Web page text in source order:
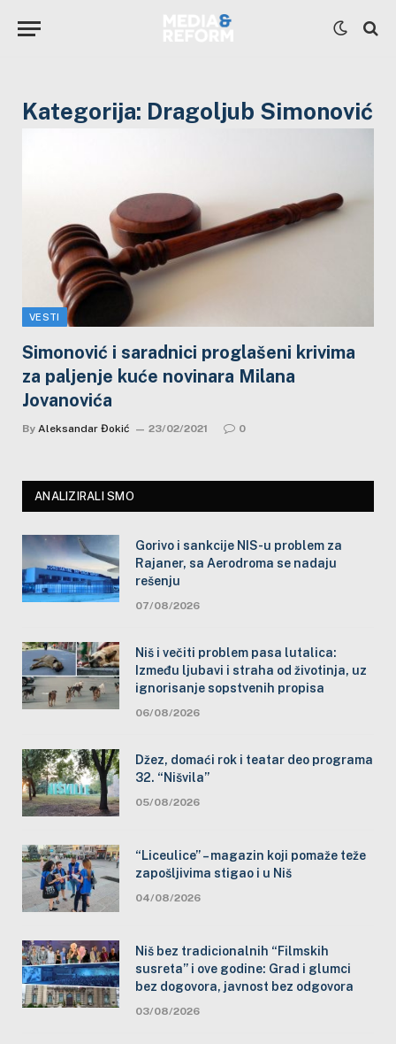
Kategorija: Dragoljub Simonović
VESTI
Simonović i saradnici proglašeni krivima
za paljenje kuće novinara Milana
Jovanovića
By Aleksandar Đokić 23/02/2021 0
ANALIZIRALI SMO
Gorivo i sankcije NIS-u problem za
Rajaner, sa Aerodroma se nadaju
rešenju
07/08/2026
Niš i večiti problem pasa lutalica:
Između ljubavi i straha od životinja, uz
ignorisanje sopstvenih propisa
06/08/2026
Džez, domaći rok i teatar deo programa
32. “Nišvila”
05/08/2026
“Liceulice” – magazin koji pomaže teže
zapošljivima stigao i u Niš
04/08/2026
Niš bez tradicionalnih “Filmskih
susreta” i ove godine: Grad i glumci
bez dogovora, javnost bez odgovora
03/08/2026